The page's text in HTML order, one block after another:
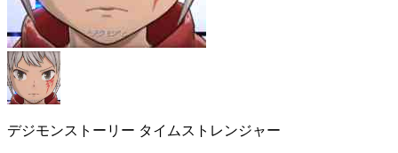
デジモンストーリー タイムストレンジャー